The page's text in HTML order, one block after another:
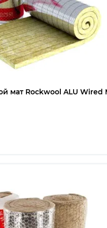
мат Rockwool ALU Wired